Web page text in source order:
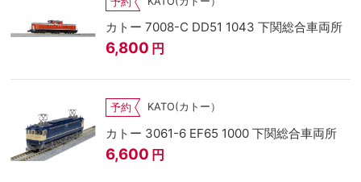
カトー 7008-C DD51 1043 下関総合車両所
6,800 円
予約 KATO(カトー）
カトー 3061-6 EF65 1000 下関総合車両所
6,600 円